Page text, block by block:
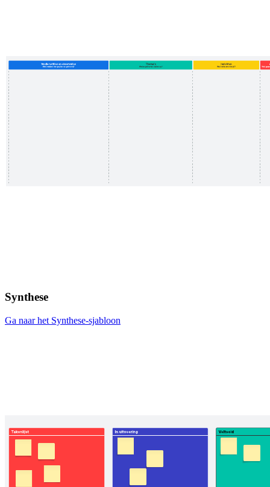
Synthese
Ga naar het Synthese-sjabloon